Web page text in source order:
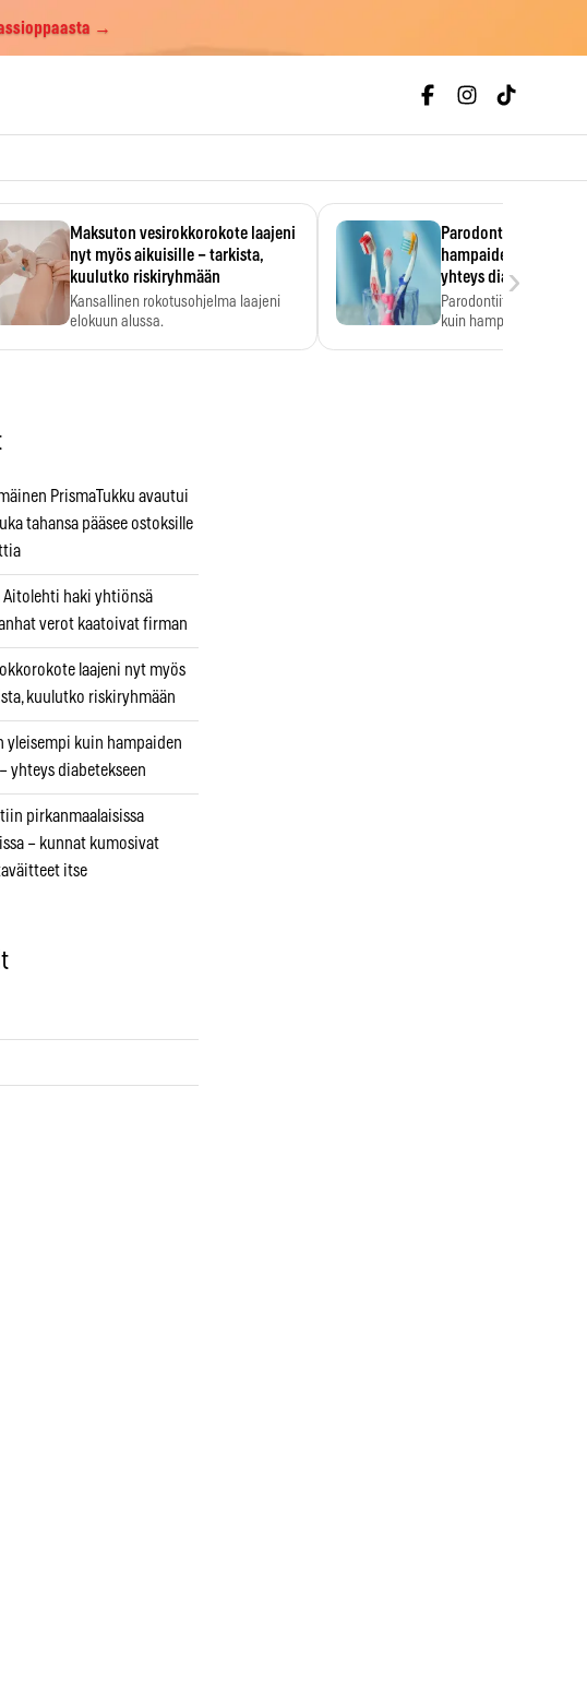
→
Maksuton vesirokkorokote laajeni
nyt myös aikuisille – tarkista,
kuulutko riskiryhmään
Kansallinen rokotusohjelma laajeni
elokuun alussa.
Parodontiitti on
hampaiden
yhteys diabetekseen
Parodontiitti on
kuin hampaiden
›
PrismaTukku avautui
tahansa pääsee ostoksille
Aitolehti haki yhtiönsä
verot kaatoivat firman
laajeni nyt myös
kuulutko riskiryhmään
yleisempi kuin hampaiden
yhteys diabetekseen
pirkanmaalaisissa
– kunnat kumosivat
itse